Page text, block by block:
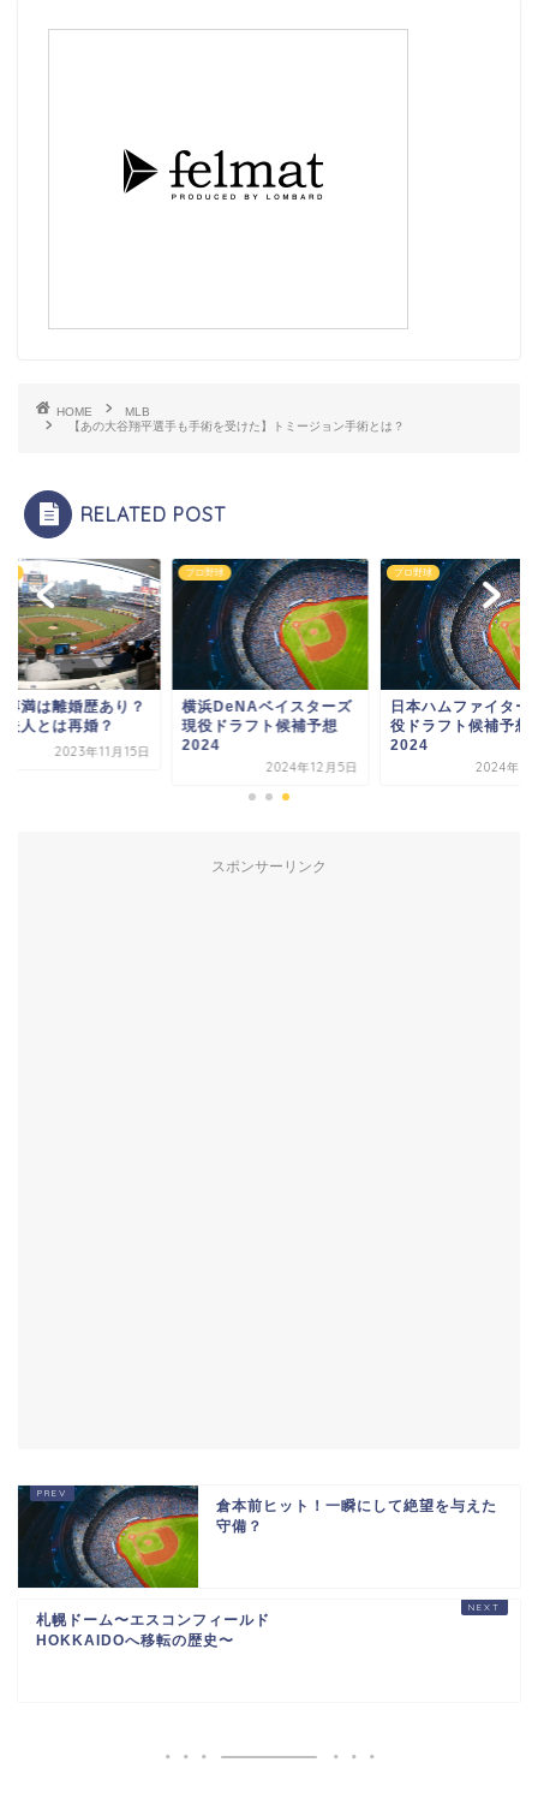
HOME
MLB
【あの大谷翔平選手も手術を受けた】トミージョン手術とは？
RELATED POST
博満は離婚歴あり？
夫人とは再婚？
2023年11月15日
プロ野球
横浜DeNAベイスターズ
現役ドラフト候補予想
2024
2024年12月5日
プロ野球
日本ハムファイター
役ドラフト候補予想
2024
2024年12
スポンサーリンク
倉本前ヒット！一瞬にして絶望を与えた
守備？
札幌ドーム〜エスコンフィールド
HOKKAIDOへ移転の歴史〜